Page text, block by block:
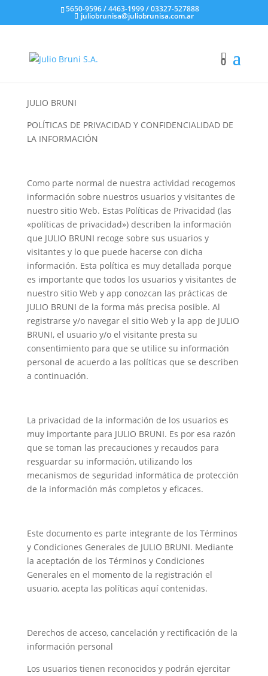
5650-9596 / 4463-1999 / 03327-527888
juliobrunisa@juliobrunisa.com.ar
0
0
JULIO BRUNI
POLÍTICAS DE PRIVACIDAD Y CONFIDENCIALIDAD DE
LA INFORMACIÓN
Como parte normal de nuestra actividad recogemos
información sobre nuestros usuarios y visitantes de
nuestro sitio Web. Estas Políticas de Privacidad (las
«políticas de privacidad») describen la información
que JULIO BRUNI recoge sobre sus usuarios y
visitantes y lo que puede hacerse con dicha
información. Esta política es muy detallada porque
es importante que todos los usuarios y visitantes de
nuestro sitio Web y app conozcan las prácticas de
JULIO BRUNI de la forma más precisa posible. Al
registrarse y/o navegar el sitio Web y la app de JULIO
BRUNI, el usuario y/o el visitante presta su
consentimiento para que se utilice su información
personal de acuerdo a las políticas que se describen
a continuación.
La privacidad de la información de los usuarios es
muy importante para JULIO BRUNI. Es por esa razón
que se toman las precauciones y recaudos para
resguardar su información, utilizando los
mecanismos de seguridad informática de protección
de la información más completos y eficaces.
Este documento es parte integrante de los Términos
y Condiciones Generales de JULIO BRUNI. Mediante
la aceptación de los Términos y Condiciones
Generales en el momento de la registración el
usuario, acepta las políticas aquí contenidas.
Derechos de acceso, cancelación y rectificación de la
información personal
Los usuarios tienen reconocidos y podrán ejercitar